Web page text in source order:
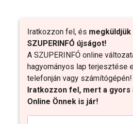
Iratkozzon fel, és megküldjük
SZUPERINFÓ újságot!
A SZUPERINFÓ online
hagyományos lap terjesztése
telefonján vagy számítógépén!
Iratkozzon fel, mert a gyors
Online Önnek is jár!